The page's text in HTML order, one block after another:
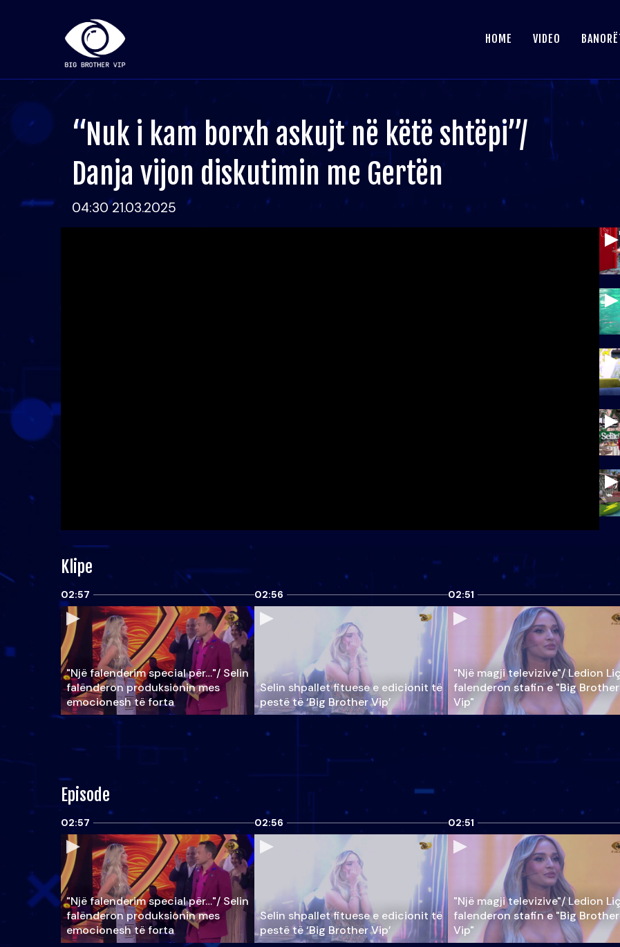
HOME VIDEO
“Nuk i kam borxh askujt në këtë shtëpi”/
Danja vijon diskutimin me Gertën
04:30 21.03.2025
Klipe
02:57
"Një falenderim special për…"/ Selin
falënderon produksionin mes
emocionesh të forta
02:56
Selin shpallet fituese e edicionit të
pestë të ‘Big Brother Vip’
02:51
"Një magji televizive"/ Ledion
falenderon stafin e "Big Brother
Vip"
Episode
02:57
"Një falenderim special për…"/ Selin
falënderon produksionin mes
emocionesh të forta
02:56
Selin shpallet fituese e edicionit të
pestë të ‘Big Brother Vip’
02:51
"Një magji televizive"/ Ledion
falenderon stafin e "Big Brother
Vip"